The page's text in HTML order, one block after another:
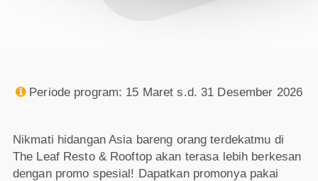
 Periode program: 15 Maret s.d. 31 Desember 2026
Nikmati hidangan Asia bareng orang terdekatmu di
The Leaf Resto & Rooftop akan terasa lebih berkesan
dengan promo spesial! Dapatkan promonya pakai